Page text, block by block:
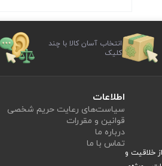
انتخاب آسان کالا با چند
کلیک
خلاقیت و
اطلاعات
سیاست‏‌های رعایت حریم شخصی
قوانین و مقررات
درباره ما
تماس با ما